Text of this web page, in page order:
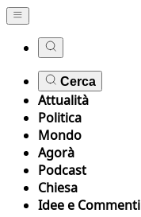
Cerca
Attualità
Politica
Mondo
Agorà
Podcast
Chiesa
Idee e Commenti